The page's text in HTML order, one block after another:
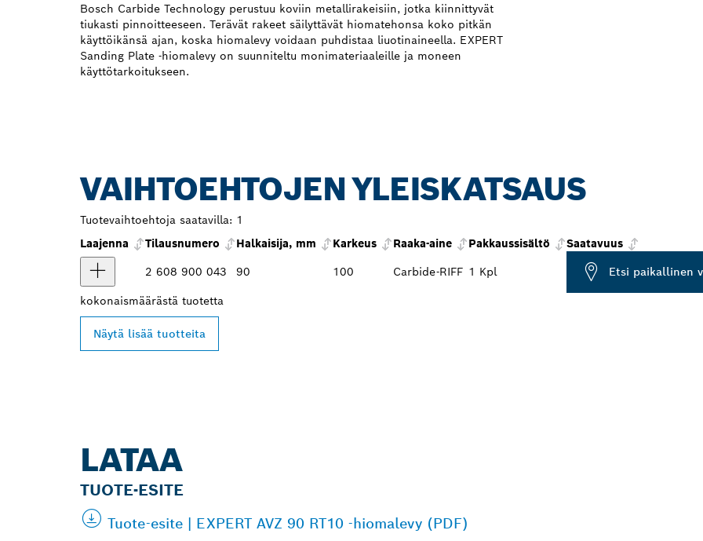
Bosch Carbide Technology perustuu koviin metallirakeisiin, jotka kiinnittyvät
tiukasti pinnoitteeseen. Terävät rakeet säilyttävät hiomatehonsa koko pitkän
käyttöikänsä ajan, koska hiomalevy voidaan puhdistaa liuotinaineella. EXPERT
Sanding Plate -hiomalevy on suunniteltu monimateriaaleille ja moneen
käyttötarkoitukseen.
VAIHTOEHTOJEN YLEISKATSAUS
Tuotevaihtoehtoja saatavilla: 1
Laajenna
Tilausnumero Halkaisija, mm Karkeus Raaka-aine Pakkaussisältö
Saatavuus
2 608 900 043
90 100 Carbide-RIFF 1 Kpl Etsi paikallinen
kokonaismäärästä tuotetta
Näytä lisää tuotteita
LATAA
TUOTE-ESITE
Tuote-esite | EXPERT AVZ 90 RT10 -hiomalevy (PDF)